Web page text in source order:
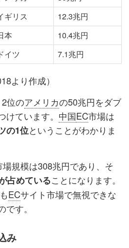
ギリス
12.3兆円
本
10.4兆円
イツ 7.1兆円
より作成）
位のアメリカの50兆円をダブ
ています。 中国EC市場は
の1位ということがわかりま
場規模は308兆円であり、そ
占めていることになります。
ECサイト市場で無視できな
す。
み